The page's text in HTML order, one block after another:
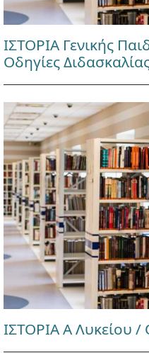
ΙΣΤΟΡΙΑ Γενικής
Οδηγίες
ΙΣΤΟΡΙΑ Α Λυκείου /